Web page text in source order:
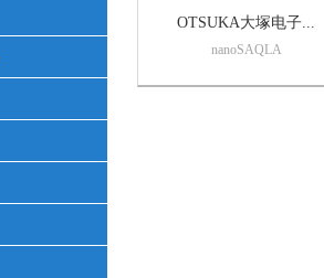
OTSUKA大塚电子...
nanoSAQLA